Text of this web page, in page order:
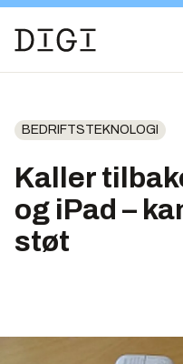
BEDRIFTSTEKNOLOGI
Kaller
og iPad –
støt